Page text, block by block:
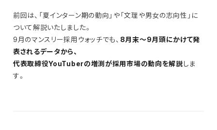
前回は、「夏インターン期の動向」や「文理や男女の志向性」に
ついて解説いたしました。
9月のマンスリー採用ウォッチでも、 8月末～9月頭にかけて発
表されるデータから、
代表取締役YouTuberの増渕が採用市場の動向を解説しま
す。